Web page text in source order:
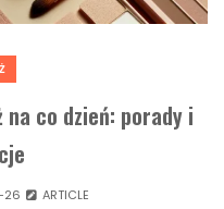
co dzień: porady i
26 ARTICLE